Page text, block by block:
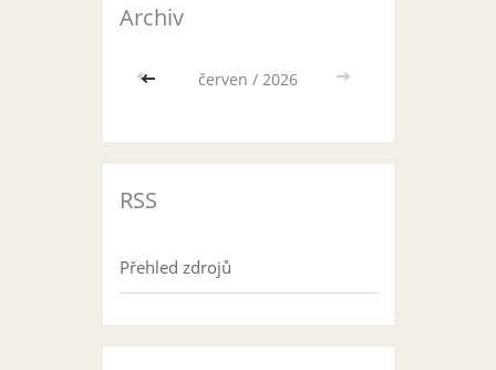
Archiv
<< červen / 2026 >>
RSS
Přehled zdrojů